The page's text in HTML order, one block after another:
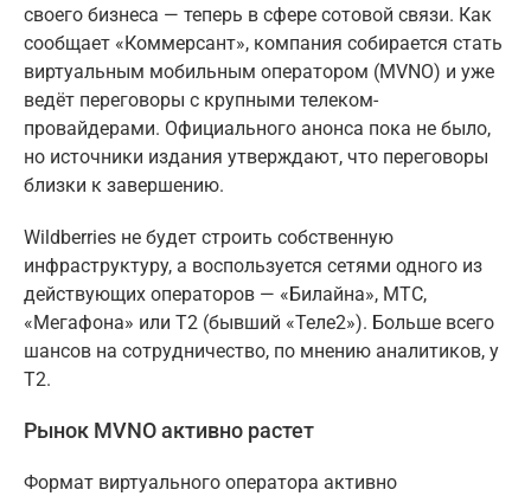
своего бизнеса — теперь в сфере сотовой связи. Как
сообщает «Коммерсант», компания собирается стать
виртуальным мобильным оператором (MVNO) и уже
ведёт переговоры с крупными телеком-
провайдерами. Официального анонса пока не было,
но источники издания утверждают, что переговоры
близки к завершению.
Wildberries не будет строить собственную
инфраструктуру, а воспользуется сетями одного из
действующих операторов — «Билайна», МТС,
«Мегафона» или Т2 (бывший «Теле2»). Больше всего
шансов на сотрудничество, по мнению аналитиков, у
Т2.
Рынок MVNO активно растет
Формат виртуального оператора активно